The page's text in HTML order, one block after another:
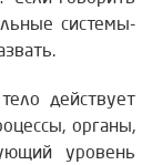
системы-
действует
органы,
уровень